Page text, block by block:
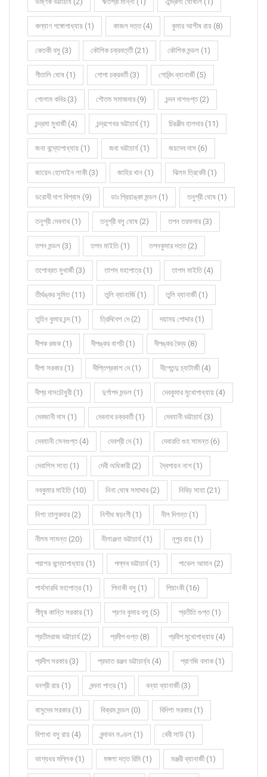
কল্যাণ গঙ্গোপাধ্যায় (1) কাজল দত্ত (4) কুমার আশীষ রায় (8)
কেতকী বসু (3) কৌশিক চক্রবর্ত্তী (21) কৌশিক মন্ডল (1)
গীতালি ঘোষ (1) গোপা চক্রবর্তী (3) গোবিন্দ ব্যানার্জী (5)
গোলাম কবির (3) গৌতম সমাজদার (9) চন্দন দাশগুপ্ত (2)
চন্দ্রমা মুখার্জী (4) চন্দ্রশেখর ভট্টাচার্য (1) চিরঞ্জীব হালদার (11)
জনা বন্দ্যোপাধ্যায় (1) জবা ভট্টাচার্য (1) জয়দেব দাস (6)
জায়েদ হোসাইন লাকী (3) জাহির খান (1) ঝিলম ত্রিবেদী (1)
ডরোথী দাশ বিশ্বাস (9) ডাঃ প্রিয়াঙ্কা মন্ডল (1) তনুশ্রী ঘোষ (1)
তনুশ্রী দেবনাথ (1) তনুশ্রী বসু ঘোষ (2) তপন তরফদার (3)
তপন মন্ডল (3) তপন মাইতি (1) তপনকুমার দত্ত (2)
তপোব্রত মুখার্জী (3) তাপস মহাপাত্র (1) তাপস মাইতি (4)
তীর্থঙ্কর সুমিত (11) তুলি ব্যানার্জি (1) তুলি ব্যানার্জী (1)
তুহিন কুমার চন্দ (1) ত্রিদিবেশ দে (2) দয়াময় পোদ্দার (1)
দীপক রজক (1) দীপঙ্কর বাগচী (1) দীপঙ্কর বৈদ্য (8)
দীপা সরকার (1) দীপ্তিপ্রকাশ দে (1) দীপ্তেন্দু চ্যাটার্জী (4)
দীপ্র দাসচৌধুরী (1) দুর্গাপদ মন্ডল (1) দেবকুমার মুখোপাধ্যায় (4)
দেবজানী দাস (1) দেবনাথ চক্রবর্তী (1) দেবযানী ভট্টাচার্য (3)
দেবযানী সেনগুপ্ত (4) দেবশ্রী দে (1) দেবারতি গুহ সামন্ত (6)
দেবাশিস সাহা (1) দেবী অধিকারী (2) দ্বৈপায়ন নাগ (1)
নবকুমার মাইতি (10) নিনা ঘোষ সমাদ্দার (2) নিবিড় সাহা (21)
নিশা তালুকদার (2) নিশীথ ষড়ংগী (1) নীল দিগন্ত (1)
নীলম সামন্ত (20) নীলাঞ্জনা ভট্টাচার্য (1) নূপুর রায় (1)
পরাশর বন্দ্যোপাধ্যায় (1) পল্লব ভট্টাচার্য (1) পাভেল আমান (2)
পার্থসারথি মহাপাত্র (1) পিনাকী বসু (1) পিয়াংকী (16)
পীযূষ কান্তি সরকার (1) প্রণব কুমার বসু (5) প্রতীতি গুপ্ত (1)
প্রতীমরাজ ভট্টাচার্য (2) প্রদীপ গুপ্ত (8) প্রদীপ মুখোপাধ্যায় (4)
প্রদীপ সরকার (3) প্রভাত রঞ্জন ভট্টাচার্য্য (4) প্রাণজি বসাক (1)
বনশ্রী রায় (1) বন্দনা পাত্র (1) বন্যা ব্যানার্জী (3)
বাসুদেব সরকার (1) বিক্রম মন্ডল (0) বিদিশা সরকার (1)
বিশাখা বসু রায় (4) বৃন্দাবন মণ্ডল (1) বেবী সাউ (1)
ভাগ্যধর মল্লিক (1) মঙ্গলা দত্ত রিমি (1) মঞ্জরী ব্যানার্জী (1)